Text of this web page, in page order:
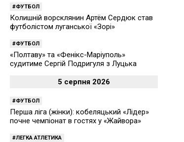
ФУТБОЛ
Колишній ворсклянин Артём Сердюк став
футболістом луганської «Зорі»
ФУТБОЛ
«Полтаву» та «Фенікс-Маріуполь»
судитиме Сергій Подригуля з Луцька
5 серпня 2026
ФУТБОЛ
Перша ліга (жінки): кобеляцький «Лідер»
почне чемпіонат в гостях у «Жайвора»
ЛЕГКА АТЛЕТИКА